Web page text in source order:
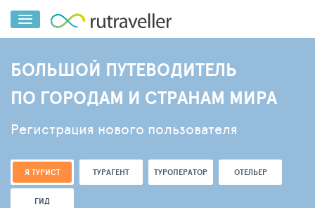
БОЛЬШОЙ ПУТЕВОДИТЕЛЬ
ПО ГОРОДАМ И СТРАНАМ МИРА
Регистрация нового пользователя
Я ТУРИСТ ТУРАГЕНТ ТУРОПЕРАТОР ОТЕЛЬЕР
ГИД